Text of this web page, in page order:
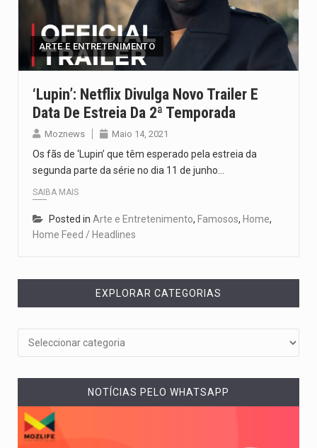
Um dos casos mais graves envolveu a residência de Sam…
ARTE E ENTRETENIMENTO
‘Lupin’: Netflix Divulga Novo Trailer E
Data De Estreia Da 2ª Temporada
Moznews Maio 14, 2021
Os fãs de ‘Lupin’ que têm esperado pela estreia da
segunda parte da série no dia 11 de junho…
SAIBA MAIS
Posted in Arte e Entretenimento, Famosos, Home,
Home Feed / Headlines
EXPLORAR CATEGORIAS
NOTÍCIAS PELO WHATSAPP